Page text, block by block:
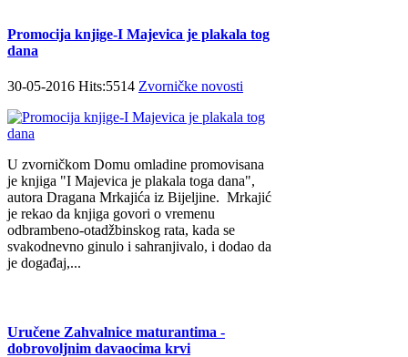
Promocija knjige-I Majevica je plakala tog
dana
30-05-2016 Hits:5514 Zvorničke novosti
U zvorničkom Domu omladine promovisana
je knjiga "I Majevica je plakala toga dana",
autora Dragana Mrkajića iz Bijeljine. Mrkajić
je rekao da knjiga govori o vremenu
odbrambeno-otadžbinskog rata, kada se
svakodnevno ginulo i sahranjivalo, i dodao da
je događaj,...
Uručene Zahvalnice maturantima -
dobrovoljnim davaocima krvi